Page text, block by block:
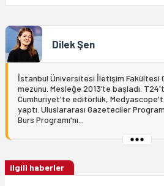
Dilek Şen
İstanbul Üniversitesi İletişim Fakültesi
mezunu. Mesleğe 2013’te başladı.
Cumhuriyet'te editörlük,
yaptı. Uluslararası Gazeteciler
Burs Programı'nı...
ilgili haberler